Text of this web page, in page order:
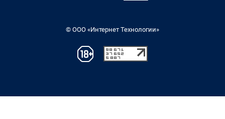
© ООО «Интернет Технологии»